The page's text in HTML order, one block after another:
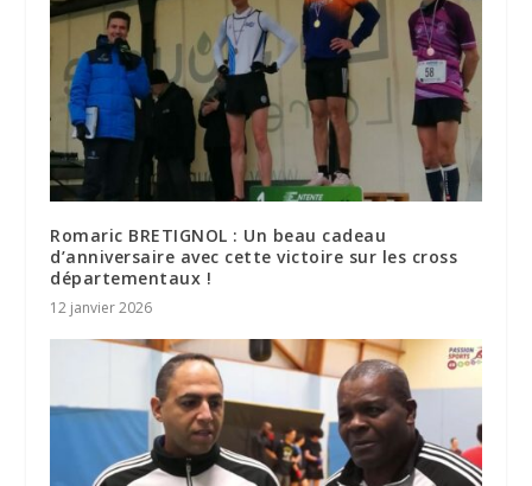
Romaric BRETIGNOL : Un beau cadeau
d’anniversaire avec cette victoire sur les cross
départementaux !
12 janvier 2026